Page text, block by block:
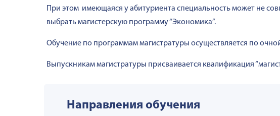
При этом имеющаяся у абитуриента специальность может не
выбрать магистерскую программу “Экономика”.
Обучение по программам магистратуры осуществляется по
Выпускникам магистратуры присваивается квалификация
Направления обучения